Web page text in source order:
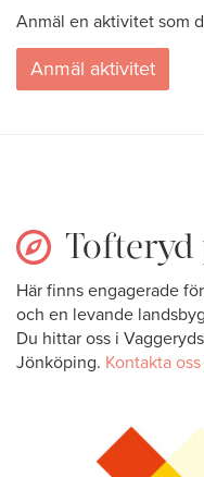
Anmäl en aktivitet som
Anmäl aktivitet
Tofteryd
Här finns engagerade
och en levande
Du hittar oss i
Jönköping. Kontakta